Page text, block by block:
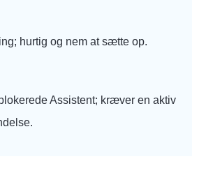
hurtig og nem at sætte op.
Assistent; kræver en aktiv